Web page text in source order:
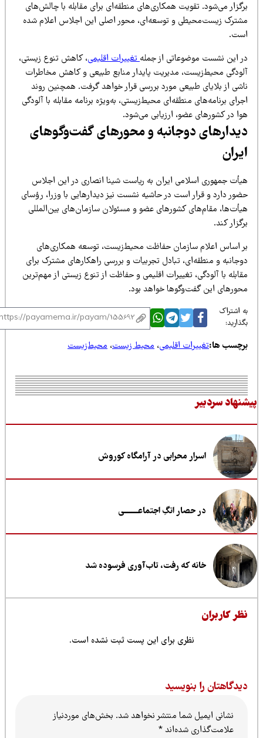
می‌شود. تقویت همکاری‌های منطقه‌ای برای مقابله با چالش‌های
زیست‌محیطی و توسعه‌ای، محور اصلی این اجلاس اعلام شده
این نشست موضوعاتی از جملهتغییرات اقلیمی، کاهش تنوع زیستی،
محیط‌زیست، مدیریت پایدار منابع طبیعی و کاهش مخاطرات
از بلایای طبیعی مورد بررسی قرار خواهد گرفت. همچنین روند
برنامه‌های منطقه‌ای محیط‌زیستی، به‌ویژه برنامه مقابله با آلودگی
در کشورهای عضو، ارزیابی می‌شود.
دوجانبه و محورهای گفت‌وگوهای
جمهوری اسلامی ایران به ریاست شینا انصاری در این اجلاس
دارد و قرار است در حاشیه نشست نیز دیدارهایی با وزرا، رؤسای
مقام‌های کشورهای عضو و مسئولان سازمان‌های بین‌المللی
کند.
اساس اعلام سازمان حفاظت محیط‌زیست، توسعه همکاری‌های
و منطقه‌ای، تبادل تجربیات و بررسی راهکارهای مشترک برای
با آلودگی، تغییرات اقلیمی و حفاظت از تنوع زیستی از مهم‌ترین
این گفت‌وگوها خواهد بود.
اشتراک
ها:تغییرات اقلیمی،محیط زیست،محیط‌زیست
سردبیر
اسرار محرابی در آرامگاه کوروش
در حصار انگِ اجتماعــــــــی
خانه که رفت، تاب‌آوری فرسوده شد
کاربران
نظری برای این پست ثبت نشده است.
را بنویسید
نشانی ایمیل شما منتشر نخواهد شد.بخش‌های موردنیاز
علامت‌گذاری شده‌اند*